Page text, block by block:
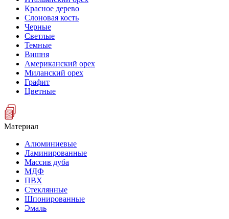
Красное дерево
Слоновая кость
Черные
Светлые
Темные
Вишня
Американский орех
Миланский орех
Графит
Цветные
Материал
Алюминиевые
Ламинированные
Массив дуба
МДФ
ПВХ
Стеклянные
Шпонированные
Эмаль